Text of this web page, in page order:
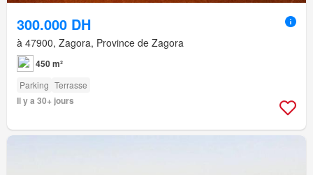
300.000 DH
à 47900, Zagora, Province de Zagora
450 m²
Parking Terrasse
Il y a 30+ jours